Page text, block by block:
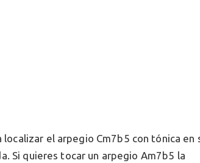
el arpegio Cm7b5 con tónica en
Si quieres tocar un arpegio Am7b5 la